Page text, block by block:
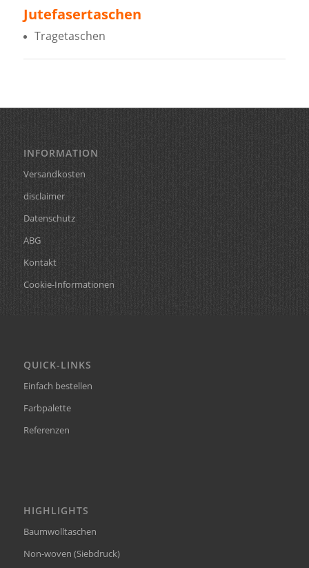
Jutefasertaschen
Tragetaschen
INFORMATION
Versandkosten
disclaimer
Datenschutz
ABG
Kontakt
Cookie-Informationen
QUICK-LINKS
Einfach bestellen
Farbpalette
Referenzen
HIGHLIGHTS
Baumwolltaschen
Non-woven (Siebdruck)